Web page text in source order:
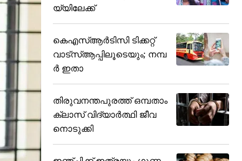
യ്യിലേക്ക്
കെഎസ്ആർടിസി ടിക്കറ്റ്
വാട്‌സ്ആപ്പിലൂടെയും; നമ്പ
ർ ഇതാ
തിരുവനന്തപുരത്ത് ഒമ്പതാം
ക്ലാസ് വിദ്യാർത്ഥി ജീവ
നൊടുക്കി